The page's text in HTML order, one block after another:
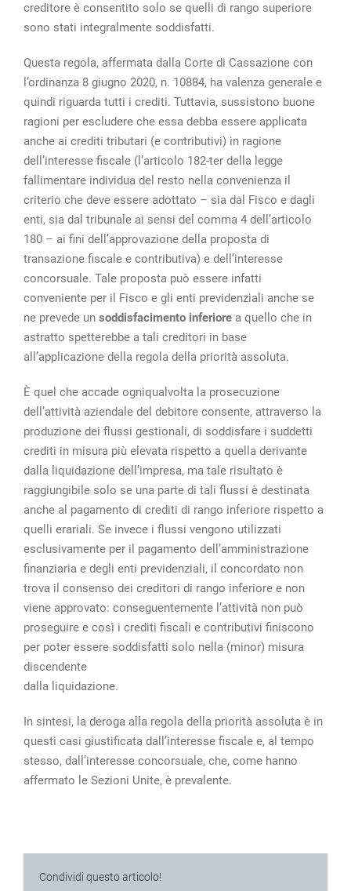
creditore è consentito solo se quelli di rango superiore
sono stati integralmente soddisfatti.
Questa regola, affermata dalla Corte di Cassazione con
l’ordinanza 8 giugno 2020, n. 10884, ha valenza generale e
quindi riguarda tutti i crediti. Tuttavia, sussistono buone
ragioni per escludere che essa debba essere applicata
anche ai crediti tributari (e contributivi) in ragione
dell’interesse fiscale (l’articolo 182-ter della legge
fallimentare individua del resto nella convenienza il
criterio che deve essere adottato – sia dal Fisco e dagli
enti, sia dal tribunale ai sensi del comma 4 dell’articolo
180 – ai fini dell’approvazione della proposta di
transazione fiscale e contributiva) e dell’interesse
concorsuale. Tale proposta può essere infatti
conveniente per il Fisco e gli enti previdenziali anche se
ne prevede un soddisfacimento inferiore a quello che in
astratto spetterebbe a tali creditori in base
all’applicazione della regola della priorità assoluta.
È quel che accade ogniqualvolta la prosecuzione
dell’attività aziendale del debitore consente, attraverso la
produzione dei flussi gestionali, di soddisfare i suddetti
crediti in misura più elevata rispetto a quella derivante
dalla liquidazione dell’impresa, ma tale risultato è
raggiungibile solo se una parte di tali flussi è destinata
anche al pagamento di crediti di rango inferiore rispetto a
quelli erariali. Se invece i flussi vengono utilizzati
esclusivamente per il pagamento dell’amministrazione
finanziaria e degli enti previdenziali, il concordato non
trova il consenso dei creditori di rango inferiore e non
viene approvato: conseguentemente l’attività non può
proseguire e così i crediti fiscali e contributivi finiscono
per poter essere soddisfatti solo nella (minor) misura
discendente
dalla liquidazione.
In sintesi, la deroga alla regola della priorità assoluta è in
questi casi giustificata dall’interesse fiscale e, al tempo
stesso, dall’interesse concorsuale, che, come hanno
affermato le Sezioni Unite, è prevalente.
Condividi questo articolo!